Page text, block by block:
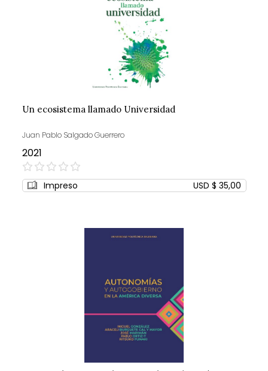
Un ecosistema llamado Universidad
Juan Pablo Salgado Guerrero
2021
0%
Impreso USD $ 35,00